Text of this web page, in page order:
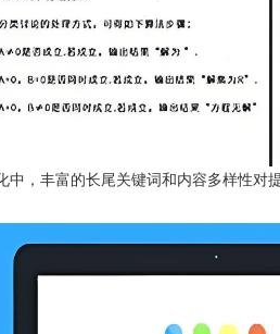
中，丰富的长尾关键词和内容多样性对